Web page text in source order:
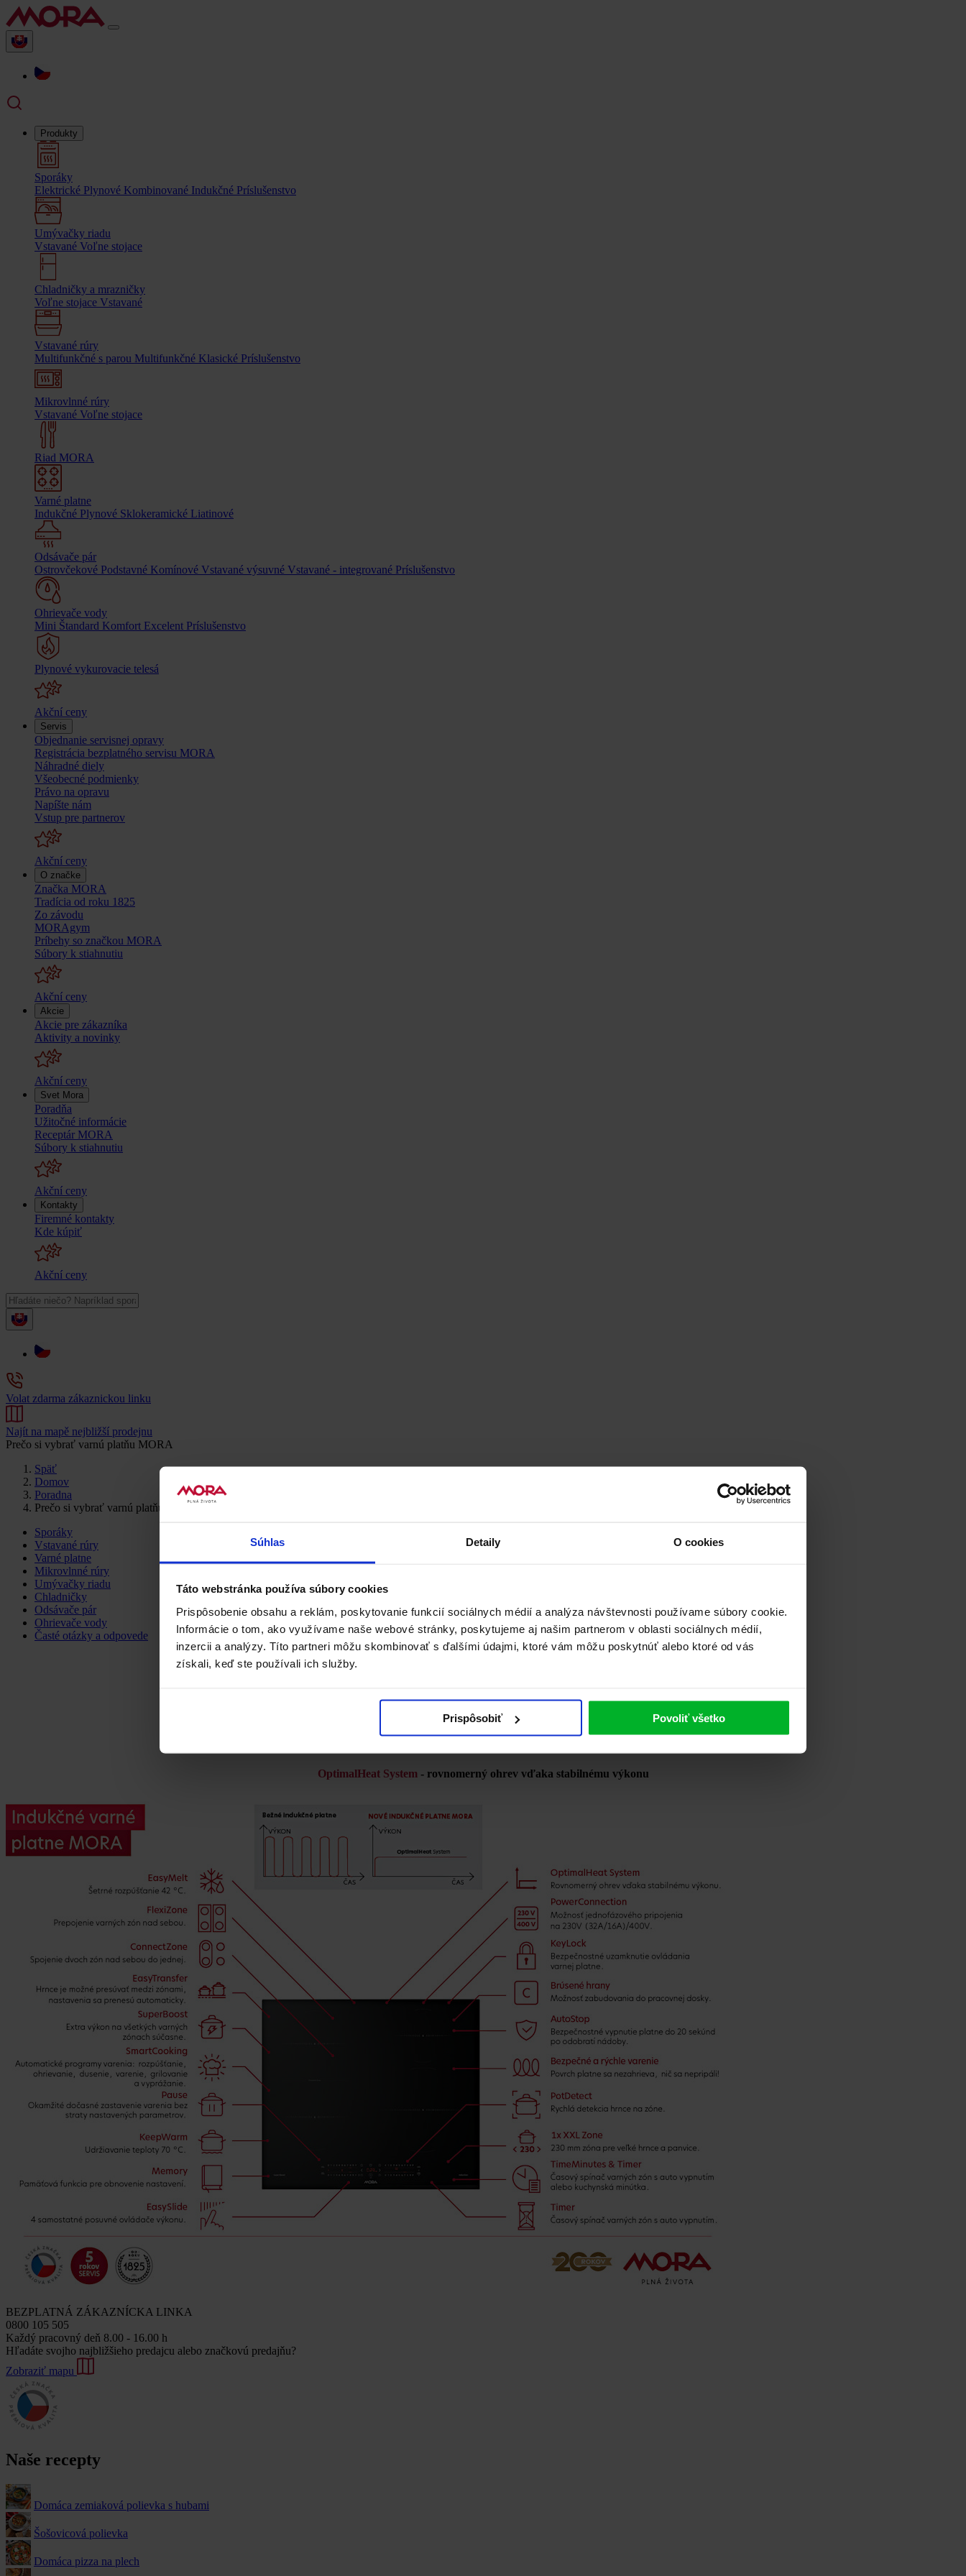
Súhlas Detaily O cookies
Táto webstránka používa súbory cookies
Prispôsobenie obsahu a reklám, poskytovanie funkcií sociálnych médií a analýza návštevnosti používame súbory cookie.
Informácie o tom, ako využívame naše webové stránky, poskytujeme aj našim partnerom v oblasti sociálnych médií,
inzercii a analýzy. Títo partneri môžu skombinovať s ďalšími údajmi, ktoré vám môžu poskytnúť alebo ktoré od vás
získali, keď ste používali ich služby.
Prispôsobiť Povoliť všetko
Produkty
Sporáky
Elektrické Plynové Kombinované Indukčné Príslušenstvo
Umývačky riadu
Vstavané Voľne stojace
Chladničky a mrazničky
Voľne stojace Vstavané
Vstavané rúry
Multifunkčné s parou Multifunkčné Klasické Príslušenstvo
Mikrovlnné rúry
Vstavané Voľne stojace
Riad MORA
Varné platne
Indukčné Plynové Sklokeramické Liatinové
Odsávače pár
Ostrovčekové Podstavné Komínové Vstavané výsuvné Vstavané - integrované Príslušenstvo
Ohrievače vody
Mini Štandard Komfort Excelent Príslušenstvo
Plynové vykurovacie telesá
Akční ceny
Servis
Objednanie servisnej opravy
Registrácia bezplatného servisu MORA
Náhradné diely
Všeobecné podmienky
Právo na opravu
Napíšte nám
Vstup pre partnerov
Akční ceny
O značke
Značka MORA
Tradícia od roku 1825
Zo závodu
MORAgym
Príbehy so značkou MORA
Súbory k stiahnutiu
Akční ceny
Akcie
Akcie pre zákazníka
Aktivity a novinky
Akční ceny
Svet Mora
Poradňa
Užitočné informácie
Receptár MORA
Súbory k stiahnutiu
Akční ceny
Kontakty
Firemné kontakty
Kde kúpiť
Akční ceny
Volat zdarma zákaznickou linku
Najít na mapě nejbližší prodejnu
Prečo si vybrať varnú platňu MORA
Späť
Domov
Poradna
Prečo si vybrať varnú platňu MORA
Sporáky
Vstavané rúry
Varné platne
Mikrovlnné rúry
Umývačky riadu
Chladničky
Odsávače pár
Ohrievače vody
Časté otázky a odpovede
Predstavujeme revolúciu v kuchyni
Indukčné varné platne s patentovanou technológiou
OptimalHeat System - rovnomerný ohrev vďaka stabilnému výkonu
BEZPLATNÁ ZÁKAZNÍCKA LINKA
0800 105 505
Každý pracovný deň 8.00 - 16.00 h
Hľadáte svojho najbližšieho predajcu alebo značkovú predajňu?
Zobraziť mapu
Naše recepty
Domáca zemiaková polievka s hubami
Šošovicová polievka
Domáca pizza na plech